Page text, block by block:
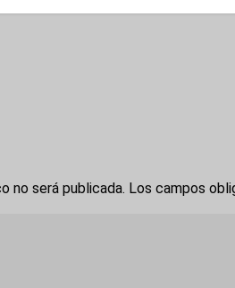
no será publicada. Los campos